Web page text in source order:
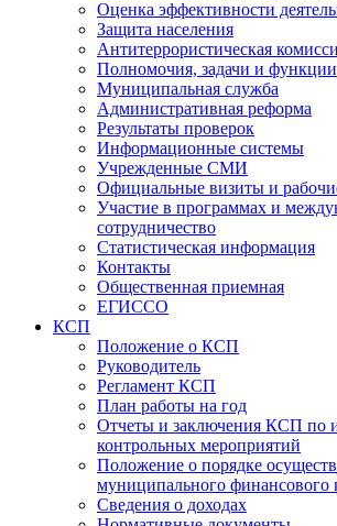
Оценка эффективности
Защита населения
Антитеррористическая
Полномочия, задачи и функции
Муниципальная служба
Административная реформа
Результаты проверок
Информационные системы
Учрежденные СМИ
Официальные визиты и
Участие в программах и
сотрудничество
Статистическая информация
Контакты
Общественная приемная
ЕГИССО
КСП
Положение о КСП
Руководитель
Регламент КСП
План работы на год
Отчеты и заключения КСП по
контрольных мероприятий
Положение о порядке
муниципального финансового
Сведения о доходах